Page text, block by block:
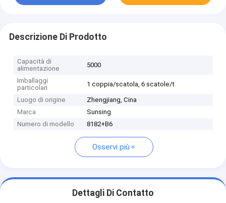
Descrizione Di Prodotto
Capacità di
alimentazione
5000
Imballaggi
particolari
1 coppia/scatola, 6 scatole/t
Luogo di origine
Zhengjiang, Cina
Marca
Sunsing
Numero di modello
8182+B6
Osservi più
Dettagli Di Contatto